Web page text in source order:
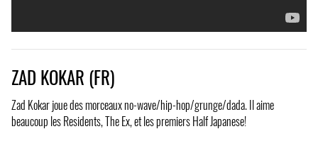
ZAD KOKAR (FR)
Zad Kokar joue des morceaux no-wave/hip-hop/grunge/dada. Il aime
beaucoup les Residents, The Ex, et les premiers Half Japanese!